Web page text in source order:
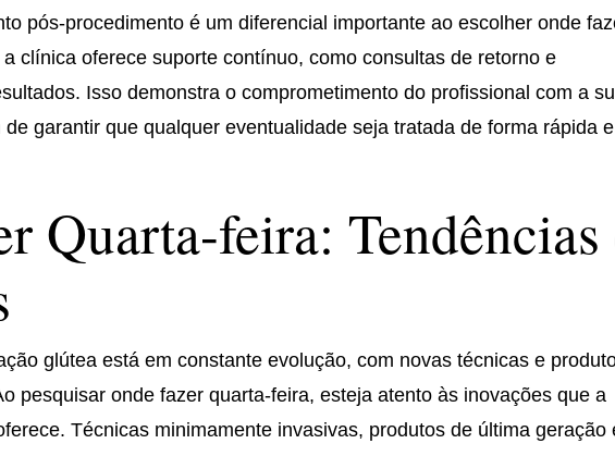
pós-procedimento é um diferencial importante ao escolher onde
clínica oferece suporte contínuo, como consultas de retorno e
Isso demonstra o comprometimento do profissional com a
garantir que qualquer eventualidade seja tratada de forma rápida e
Quarta-feira: Tendências
glútea está em constante evolução, com novas técnicas e
pesquisar onde fazer quarta-feira, esteja atento às inovações que a
Técnicas minimamente invasivas, produtos de última geração